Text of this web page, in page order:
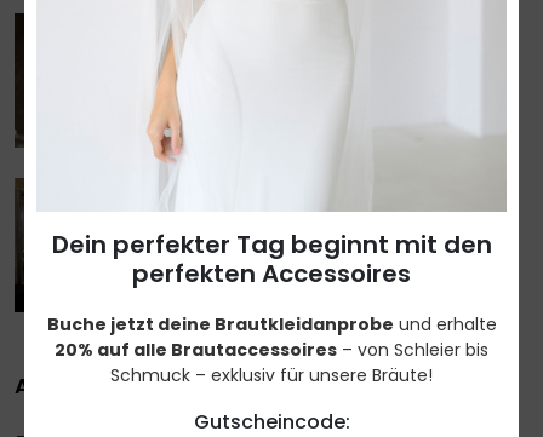
& Persönliche Beratung
August 1,2025
ARCHIV
Dein perfekter Tag beginnt mit den
perfekten Accessoires
Buche jetzt deine Brautkleidanprobe und erhalte
20% auf alle Brautaccessoires – von Schleier bis
Schmuck – exklusiv für unsere Bräute!
Gutscheincode: